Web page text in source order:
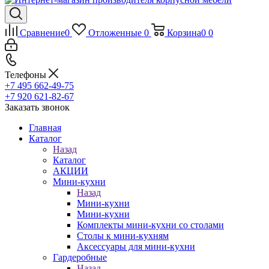
Сравнение0 Отложенные 0 Корзина0 0
Телефоны
+7 495 662-49-75
+7 920 621-82-67
Заказать звонок
Главная
Каталог
Назад
Каталог
АКЦИИ
Мини-кухни
Назад
Мини-кухни
Мини-кухни
Комплекты мини-кухни со столами
Столы к мини-кухням
Аксессуары для мини-кухни
Гардеробные